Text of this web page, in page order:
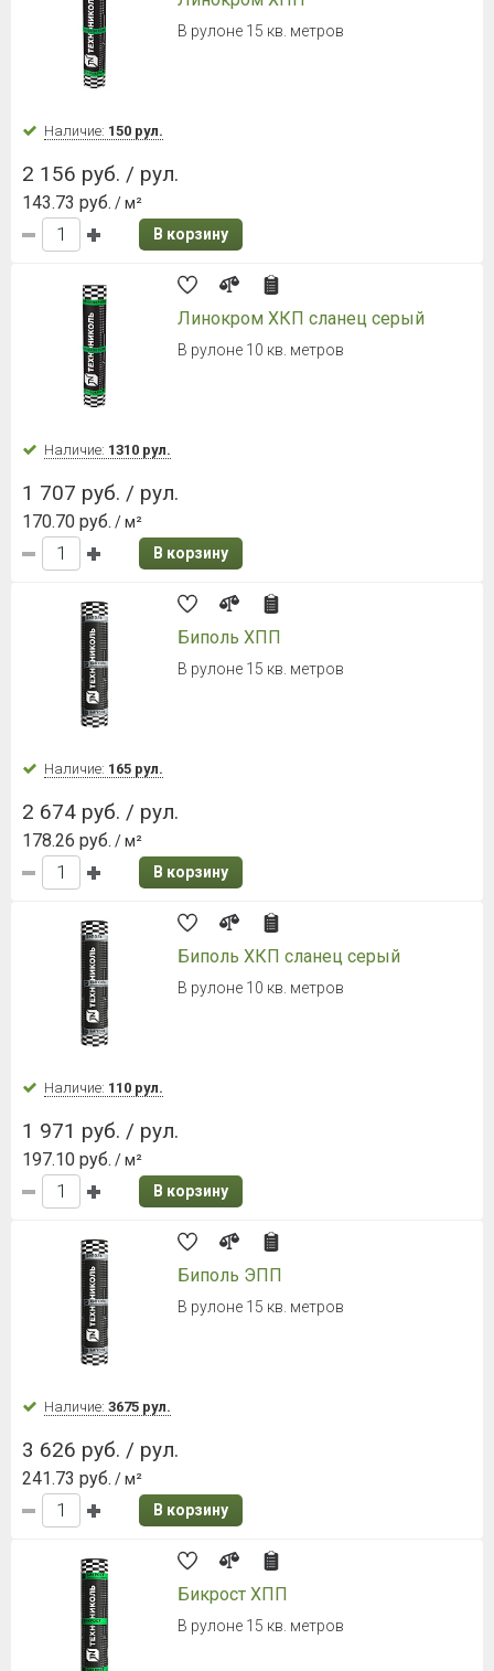
В рулоне 15 кв. метров
Наличие: 150 рул.
2 156 руб. / рул.
143.73 руб. / м²
В корзину
Линокром ХКП сланец серый
В рулоне 10 кв. метров
Наличие: 1310 рул.
1 707 руб. / рул.
170.70 руб. / м²
В корзину
Биполь ХПП
В рулоне 15 кв. метров
Наличие: 165 рул.
2 674 руб. / рул.
178.26 руб. / м²
В корзину
Биполь ХКП сланец серый
В рулоне 10 кв. метров
Наличие: 110 рул.
1 971 руб. / рул.
197.10 руб. / м²
В корзину
Биполь ЭПП
В рулоне 15 кв. метров
Наличие: 3675 рул.
3 626 руб. / рул.
241.73 руб. / м²
В корзину
Бикрост ХПП
В рулоне 15 кв. метров